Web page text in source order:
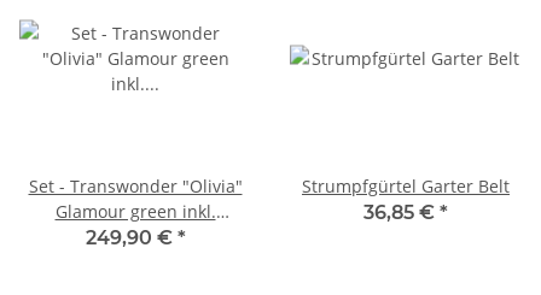
Set - Transwonder "Olivia"
Glamour green inkl.
Prothesen
249,90 € *
Strumpfgürtel Garter Belt
36,85 € *